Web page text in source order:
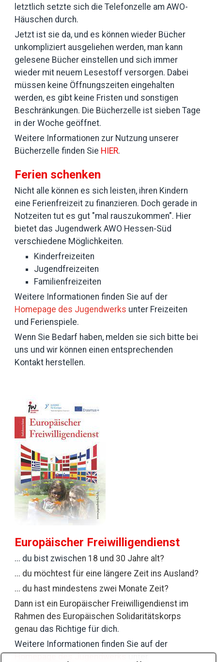
letztlich setzte sich die Telefonzelle am AWO-
Häuschen durch.
Jetzt ist sie da, und es können wieder Bücher
unkompliziert ausgeliehen werden, man kann
gelesene Bücher einstellen und sich immer
wieder mit neuem Lesestoff versorgen. Dabei
müssen keine Öffnungszeiten eingehalten
werden, es gibt keine Fristen und sonstigen
Beschränkungen. Die Bücherzelle ist sieben Tage
in der Woche geöffnet.
Weitere Informationen zur Nutzung unserer
Bücherzelle finden Sie HIER.
Ferien schenken
Nicht alle können es sich leisten, ihren Kindern
eine Ferienfreizeit zu finanzieren. Doch gerade in
Notzeiten tut es gut "mal rauszukommen". Hier
bietet das Jugendwerk AWO Hessen-Süd
verschiedene Möglichkeiten.
Kinderfreizeiten
Jugendfreizeiten
Familienfreizeiten
Weitere Informationen finden Sie auf der
Homepage des Jugendwerks unter Freizeiten
und Ferienspiele.
Wenn Sie Bedarf haben, melden sie sich bitte bei
uns und wir können einen entsprechenden
Kontakt herstellen.
Europäischer Freiwilligendienst
... du bist zwischen 18 und 30 Jahre alt?
... du möchtest für eine längere Zeit ins Ausland?
... du hast mindestens zwei Monate Zeit?
Dann ist ein Europäischer Freiwilligendienst im
Rahmen des Europäischen Solidaritätskorps
genau das Richtige für dich.
Weitere Informationen finden Sie auf der